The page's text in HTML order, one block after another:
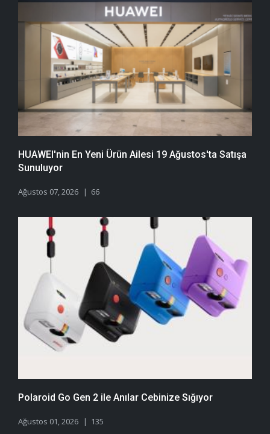
HUAWEI'nin En Yeni Ürün Ailesi 19 Ağustos'ta Satışa
Sunuluyor
Ağustos 07, 2026 66
Polaroid Go Gen 2 ile Anılar Cebinize Sığıyor
Ağustos 01, 2026 135